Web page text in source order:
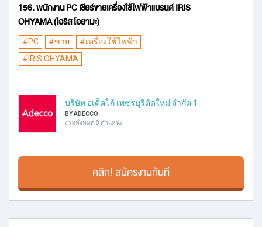
156. พนักงาน PC เชียร์ขายเครื่องใช้ไฟฟ้าแบรนด์ IRIS
OHYAMA (ไอริส โอยามะ)
#PC #ขาย
#เครื่องใช้ไฟฟ้า
#IRIS OHYAMA
บริษัท อเด็คโก้ เพชรบุรีตัดใหม่ จำกัด 1
BY ADECCO
งานทั้งหมด 8 ตำแหน่ง
คลิก! สมัครงานทันที